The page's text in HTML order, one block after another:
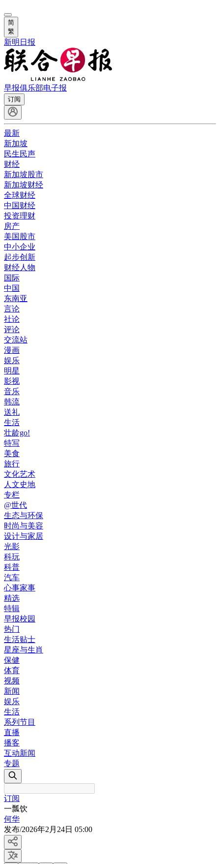
简
繁
新明日报
早报俱乐部电子报
订阅
最新
新加坡
民生民声
财经
新加坡股市
新加坡财经
全球财经
中国财经
投资理财
房产
美国股市
中小企业
起步创新
财经人物
国际
中国
东南亚
言论
社论
评论
交流站
漫画
娱乐
明星
影视
音乐
韩流
送礼
生活
壮龄go!
特写
美食
旅行
文化艺术
人文史地
专栏
@世代
生态与环保
时尚与美容
设计与家居
光影
科玩
科普
汽车
心事家事
精选
特辑
早报校园
热门
生活贴士
星座与生肖
保健
体育
视频
新闻
娱乐
生活
系列节目
直播
播客
互动新闻
专题
订阅
一瓢饮
何华
发布/2026年2月24日 05:00